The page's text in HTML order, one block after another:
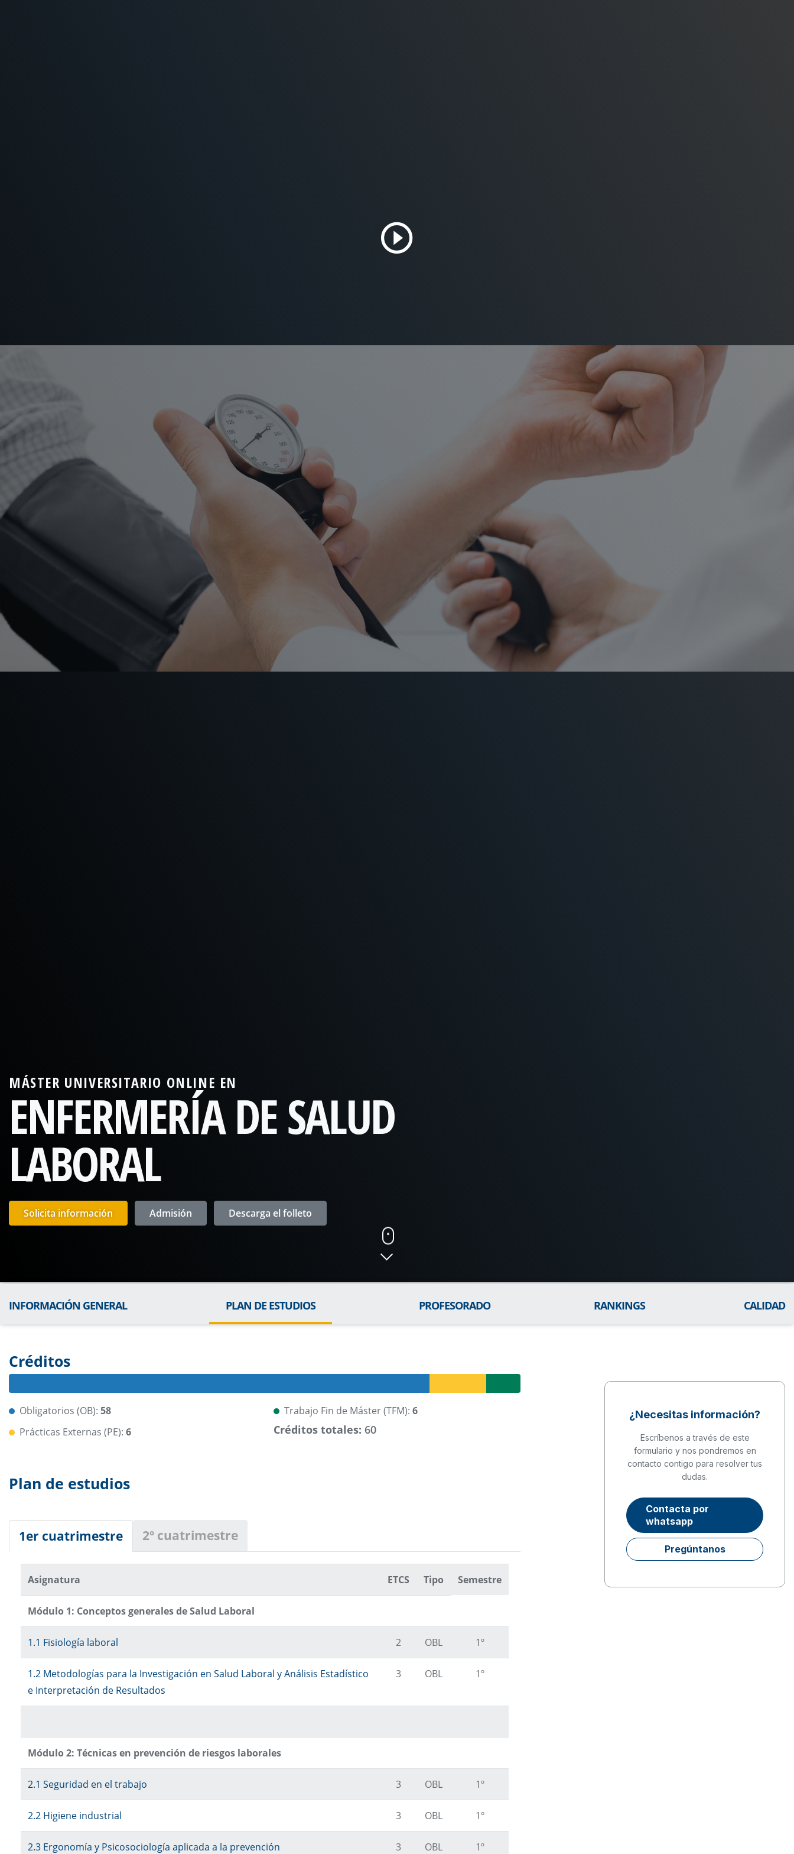
MÁSTER UNIVERSITARIO ONLINE EN
ENFERMERÍA DE SALUD
LABORAL
Solicita información Admisión Descarga el folleto
INFORMACIÓN GENERAL PLAN DE ESTUDIOS PROFESORADO RANKINGS CALIDAD
Créditos
Obligatorios (OB): 58
Prácticas Externas (PE): 6
Trabajo Fin de Máster (TFM): 6
Créditos totales: 60
Plan de estudios
1er cuatrimestre 2º cuatrimestre
Asignatura ETCS Tipo Semestre
Módulo 1: Conceptos generales de Salud Laboral
1.1 Fisiología laboral 2 OBL 1º
1.2 Metodologías para la Investigación en Salud Laboral y Análisis Estadístico
e Interpretación de Resultados
3 OBL 1º
Módulo 2: Técnicas en prevención de riesgos laborales
2.1 Seguridad en el trabajo 3 OBL 1º
2.2 Higiene industrial 3 OBL 1º
2.3 Ergonomía y Psicosociología aplicada a la prevención 3 OBL 1º
¿Necesitas información?
Escríbenos a través de este
formulario y nos pondremos en
contacto contigo para resolver tus
dudas.
Contacta por
whatsapp
Pregúntanos